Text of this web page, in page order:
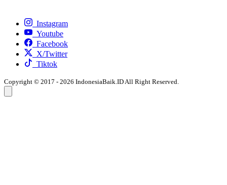
Instagram
Youtube
Facebook
X/Twitter
Tiktok
Copyright © 2017 - 2026 IndonesiaBaik.ID All Right Reserved.